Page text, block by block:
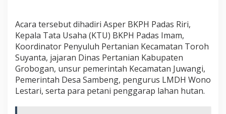
Acara tersebut dihadiri Asper BKPH Padas Riri,
Kepala Tata Usaha (KTU) BKPH Padas Imam,
Koordinator Penyuluh Pertanian Kecamatan Toroh
Suyanta, jajaran Dinas Pertanian Kabupaten
Grobogan, unsur pemerintah Kecamatan Juwangi,
Pemerintah Desa Sambeng, pengurus LMDH Wono
Lestari, serta para petani penggarap lahan hutan.